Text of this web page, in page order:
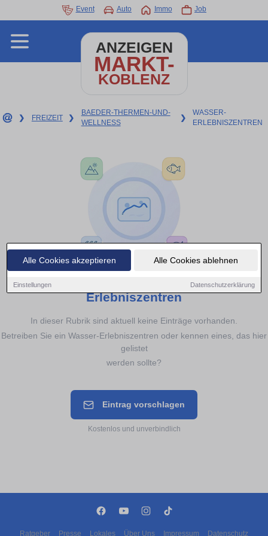
Alle Cookies akzeptieren Alle Cookies ablehnen
Einstellungen Datenschutzerklärung
Event Auto Immo Job
ANZEIGEN
MARKT-
KOBLENZ
❯ FREIZEIT ❯
BAEDER-THERMEN-UND-
WELLNESS
❯
WASSER-
ERLEBNISZENTREN
Erlebniszentren
In dieser Rubrik sind aktuell keine Einträge vorhanden.
Betreiben Sie ein Wasser-Erlebniszentren oder kennen eines, das hier
gelistet
werden sollte?
Eintrag vorschlagen
Kostenlos und unverbindlich
Ratgeber Presse Lokales Über Uns Impressum Datenschutz